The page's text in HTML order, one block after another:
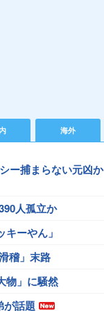
海外
ー捕まらない元凶か
人孤立か
ーやん」
稽」末路
物」に騒然
が話題